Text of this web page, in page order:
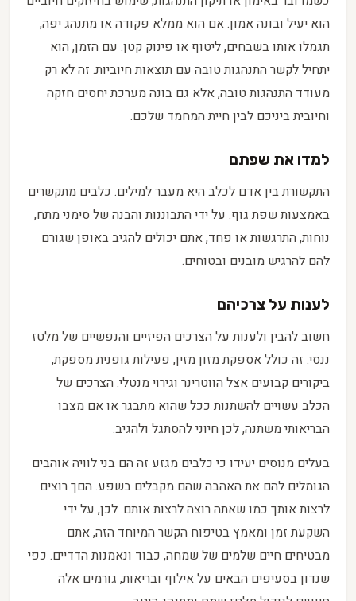
הוא יעיל ובונה אמון. אם הוא ממלא פקודה או מתנהג יפה,
תגמלו אותו בשבחים, ליטוף או פינוק קטן. עם הזמן, הוא
יתחיל לקשר התנהגות טובה עם תוצאות חיוביות. זה לא רק
מעודד התנהגות טובה, אלא גם בונה מערכת יחסים חזקה
וחיובית ביניכם לבין חיית המחמד שלכם.
למדו את שפתם
התקשורת בין אדם לכלב היא מעבר למילים. כלבים מתקשרים
באמצעות שפת גוף. על ידי התבוננות והבנה של סימני מתח,
נוחות, התרגשות או פחד, אתם יכולים להגיב באופן שגורם
להם להרגיש מובנים ובטוחים.
לענות על צרכיהם
חשוב להבין ולענות על הצרכים הפיזיים והנפשיים של מלטז
ננסי. זה כולל אספקת מזון מזין, פעילות גופנית מספקת,
ביקורים קבועים אצל הווטרינר וגירוי מנטלי. הצרכים של
הכלב עשויים להשתנות ככל שהוא מתבגר או אם מצבו
הבריאותי משתנה, לכן חיוני להסתגל ולהגיב.
בעלים מנוסים יעידו כי כלבים מגזע זה הם בני לוויה אוהבים
הגומלים להם את האהבה שהם מקבלים בשפע. הםך רוצים
לרצות אותך כמו שאתה רוצה לרצות אותם. לכן, על ידי
השקעת זמן ומאמץ בטיפוח הקשר המיוחד הזה, אתם
מבטיחים חיים שלמים של שמחה, כבוד ונאמנות הדדיים. כפי
שנדון בסעיפים הבאים על אילוף ובריאות, גורמים אלה